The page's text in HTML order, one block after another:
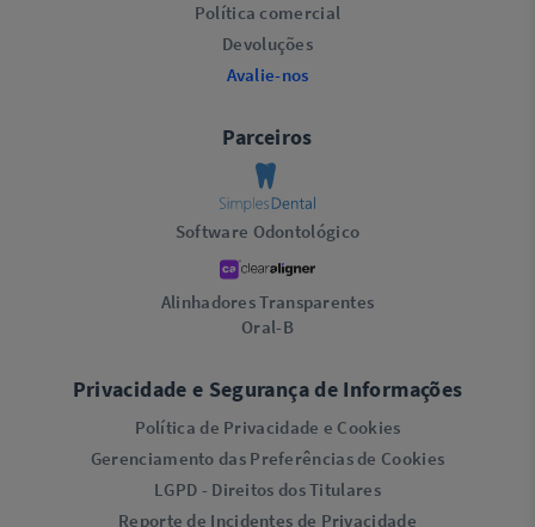
Política comercial
Devoluções
Avalie-nos
Parceiros
Software Odontológico
Alinhadores Transparentes
Oral-B
Privacidade e Segurança de Informações
Política de Privacidade e Cookies
Gerenciamento das Preferências de Cookies
LGPD - Direitos dos Titulares
Reporte de Incidentes de Privacidade